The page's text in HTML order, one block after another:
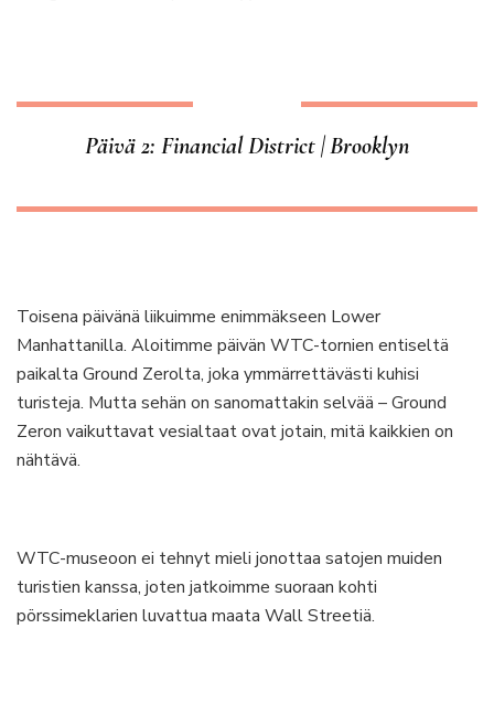
Päivä 2: Financial District | Brooklyn
Toisena päivänä liikuimme enimmäkseen Lower
Manhattanilla. Aloitimme päivän WTC-tornien entiseltä
paikalta Ground Zerolta, joka ymmärrettävästi kuhisi
turisteja. Mutta sehän on sanomattakin selvää – Ground
Zeron vaikuttavat vesialtaat ovat jotain, mitä kaikkien on
nähtävä.
WTC-museoon ei tehnyt mieli jonottaa satojen muiden
turistien kanssa, joten jatkoimme suoraan kohti
pörssimeklarien luvattua maata Wall Streetiä.